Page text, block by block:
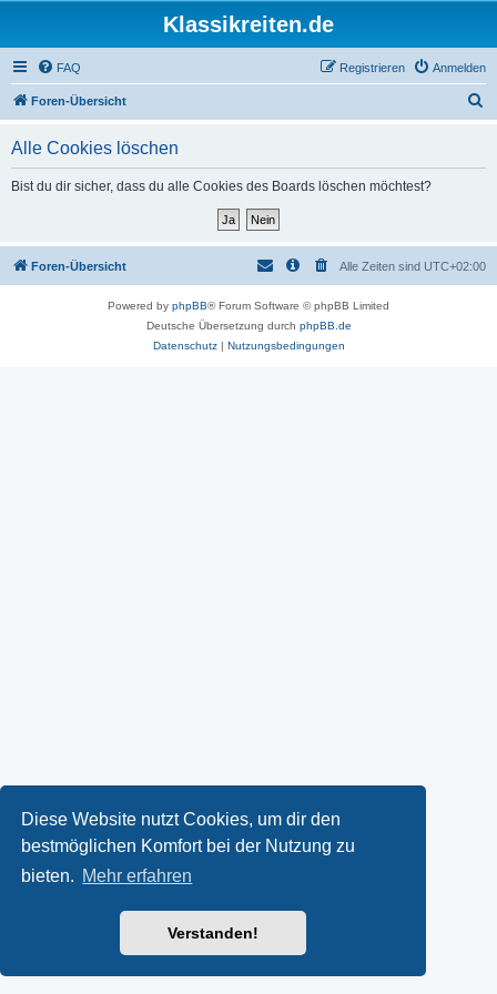
Diese Website nutzt Cookies, um dir den
bestmöglichen Komfort bei der Nutzung zu
bieten. Mehr erfahren
Verstanden!
Klassikreiten.de
FAQ Anmelden
Registrieren
Foren-Übersicht
Alle Cookies löschen
Bist du dir sicher, dass du alle Cookies des Boards löschen möchtest?
Foren-Übersicht Alle Zeiten sind UTC+02:00
Powered by phpBB® Forum Software © phpBB Limited
Deutsche Übersetzung durch phpBB.de
Datenschutz| Nutzungsbedingungen